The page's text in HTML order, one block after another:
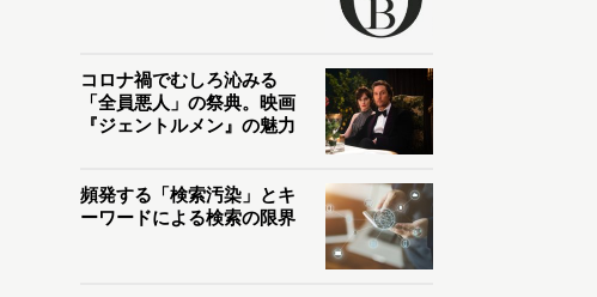
コロナ禍でむしろ沁みる
「全員悪人」の祭典。映画
『ジェントルメン』の魅力
頻発する「検索汚染」とキ
ーワードによる検索の限界